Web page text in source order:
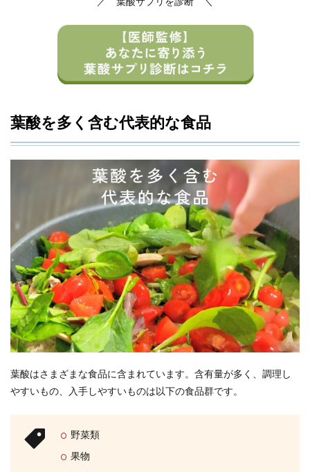
／ 葉酸サプリを診断 ＼
葉酸を多く含む代表的な食品
葉酸はさまざまな食品に含まれています。含有量が多く、調理し
やすいもの、入手しやすいものは以下の食品群です。
野菜類
果物